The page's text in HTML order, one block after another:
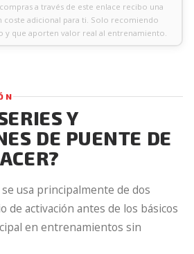
a través de este enlace recibo una
coste adicional para ti. Solo recomiendo
y que aporten valor real al entrenamiento.
Y
DE PUENTE DE
usa principalmente de dos
de activación antes de los básicos
en entrenamientos sin